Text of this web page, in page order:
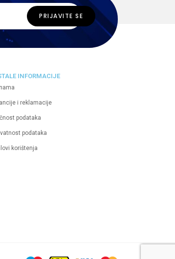
INFORMACIJE
i reklamacije
podataka
podataka
korištenja